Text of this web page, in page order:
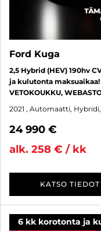
Ford Kuga
2,5 Hybrid (HEV) 190hv
ja kulutonta maksuaikaa!
VETOKOUKKU,
2021 , Automaatti,
24 990 €
alk. 258 € / kk
KATSO TIEDOT
6 kk korotonta ja